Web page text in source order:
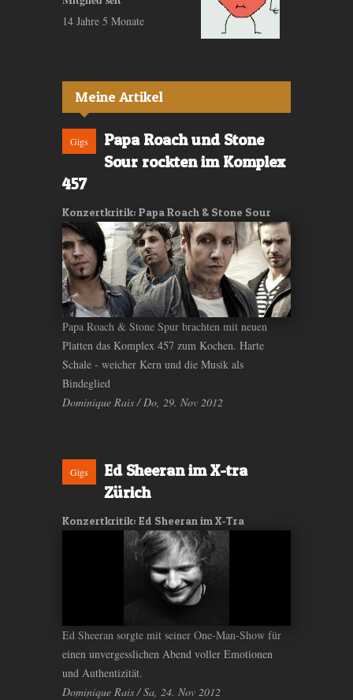
14 Jahre 5 Monate
Meine Artikel
Gigs
Papa Roach und Stone
Sour rockten im Komplex
457
Konzertkritik: Papa Roach & Stone Sour
Papa Roach & Stone Spur brachten mit neuen
Platten das Komplex 457 zum Kochen. Harte
Schale - weicher Kern und die Musik als
Bindeglied
Dominique Rais / Do, 29. Nov 2012
Gigs
Ed Sheeran im X-tra
Zürich
Konzertkritik: Ed Sheeran im X-Tra
Ed Sheeran sorgte mit seiner One-Man-Show für
einen unvergesslichen Abend voller Emotionen
und Authentizität.
Dominique Rais / Sa, 24. Nov 2012